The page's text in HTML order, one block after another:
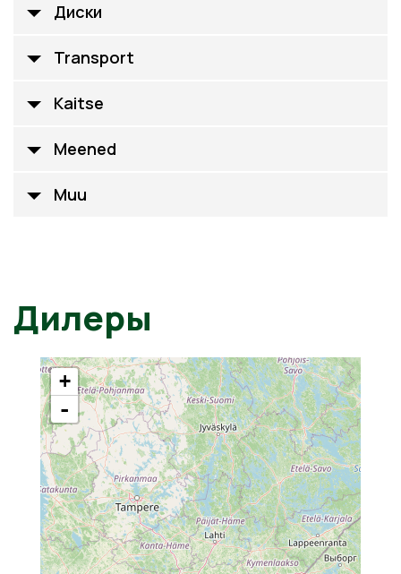
Диски
Transport
Kaitse
Meened
Muu
Дилеры
+
-